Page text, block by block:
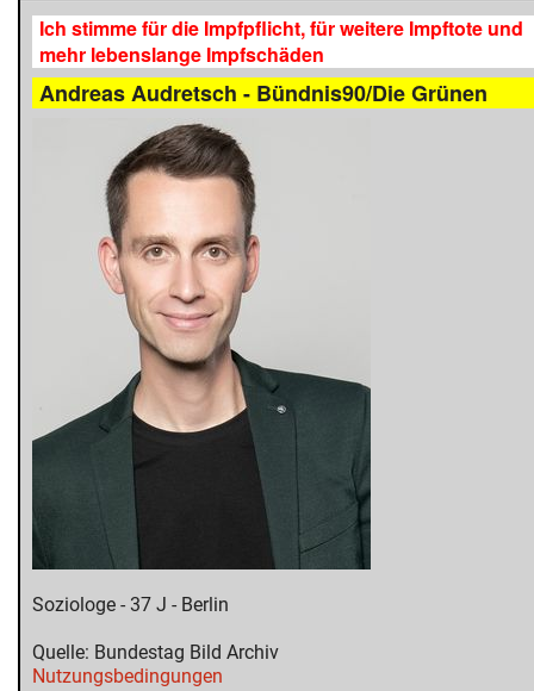
Ich stimme für die Impfpflicht, für weitere Impftote und
mehr lebenslange Impfschäden
Andreas Audretsch - Bündnis90/Die Grünen
Soziologe - 37 J - Berlin
Quelle: Bundestag Bild Archiv
Nutzungsbedingungen